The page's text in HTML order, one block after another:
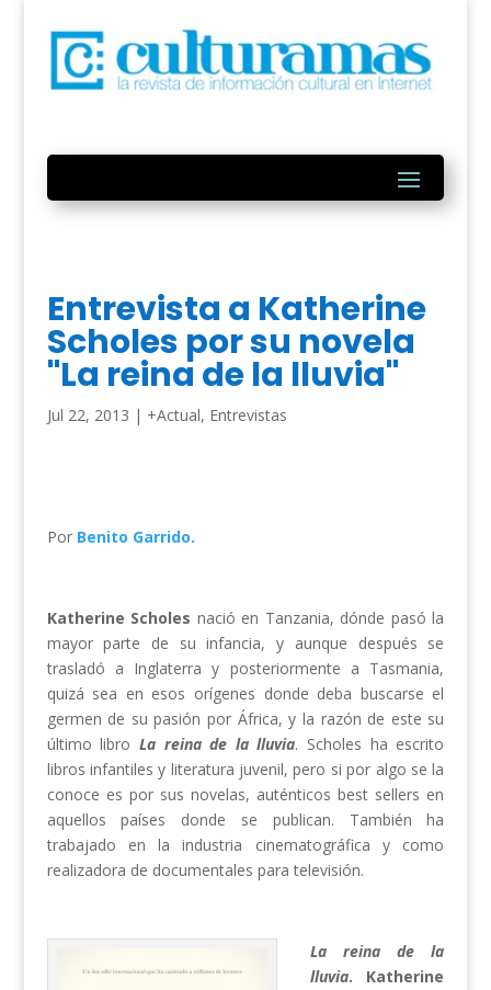
Entrevista a Katherine
Scholes por su novela
"La reina de la lluvia"
Jul 22, 2013 | +Actual, Entrevistas
Por Benito Garrido.
Katherine Scholes nació en Tanzania, dónde pasó la
mayor parte de su infancia, y aunque después se
trasladó a Inglaterra y posteriormente a Tasmania,
quizá sea en esos orígenes donde deba buscarse el
germen de su pasión por África, y la razón de este su
último libro La reina de la lluvia. Scholes ha escrito
libros infantiles y literatura juvenil, pero si por algo se la
conoce es por sus novelas, auténticos best sellers en
aquellos países donde se publican. También ha
trabajado en la industria cinematográfica y como
realizadora de documentales para televisión.
La reina de la
lluvia. Katherine